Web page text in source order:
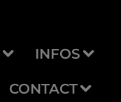
INFOS
CONTACT